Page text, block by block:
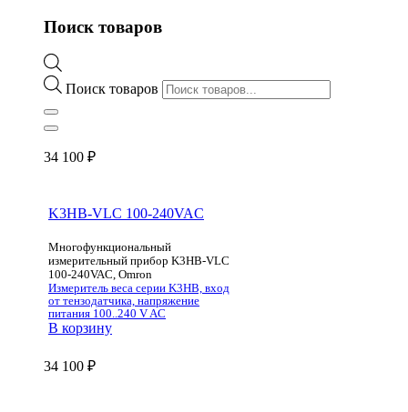
Поиск товаров
Поиск товаров
34 100 ₽
K3HB-VLC 100-240VAC
Многофункциональный
измерительный прибор K3HB-VLC
100-240VAC, Omron
Измеритель веса серии K3HB, вход
от тензодатчика, напряжение
питания 100..240 V AC
В корзину
34 100 ₽